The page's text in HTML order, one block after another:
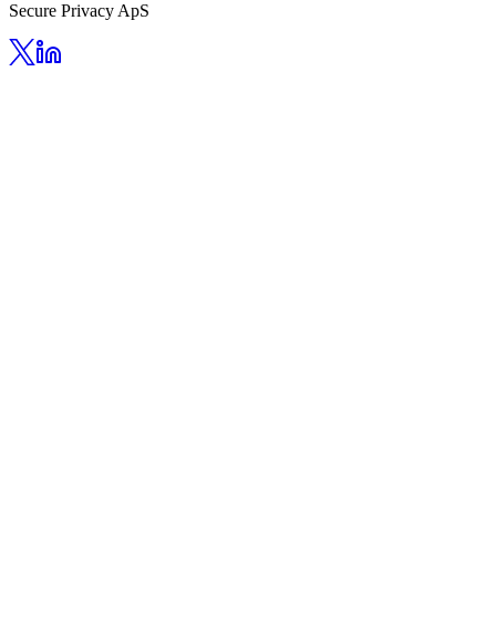
Secure Privacy ApS